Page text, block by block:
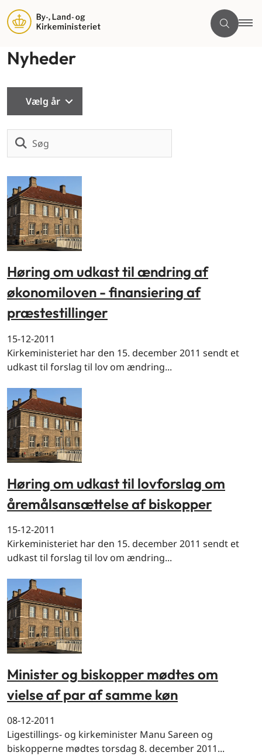
Nyheder
Vælg år
Høring om udkast til ændring af
økonomiloven - finansiering af
præstestillinger
15-12-2011
Kirkeministeriet har den 15. december 2011 sendt et
udkast til forslag til lov om ændring...
Høring om udkast til lovforslag om
åremålsansættelse af biskopper
15-12-2011
Kirkeministeriet har den 15. december 2011 sendt et
udkast til forslag til lov om ændring...
Minister og biskopper mødtes om
vielse af par af samme køn
08-12-2011
Ligestillings- og kirkeminister Manu Sareen og
biskopperne mødtes torsdag 8. december 2011...